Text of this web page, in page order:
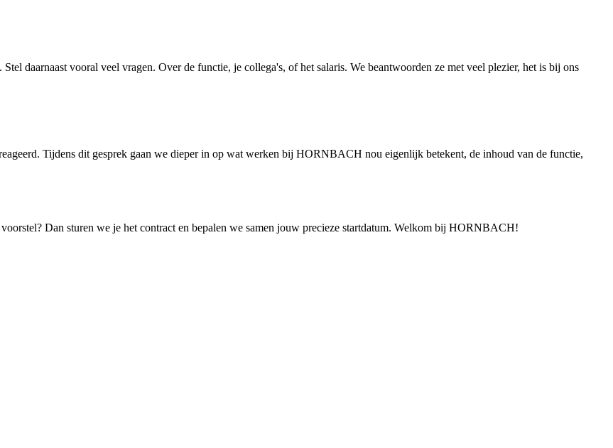
daarnaast vooral veel vragen. Over de functie, je collega's, of het salaris. We beantwoorden ze met veel plezier, het is bij ons
Tijdens dit gesprek gaan we dieper in op wat werken bij HORNBACH nou eigenlijk betekent, de inhoud van de functie,
Dan sturen we je het contract en bepalen we samen jouw precieze startdatum. Welkom bij HORNBACH!